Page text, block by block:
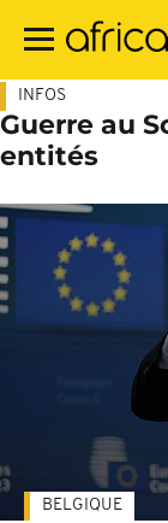
contenu
INFOS
Guerre au
entités
BELGIQUE